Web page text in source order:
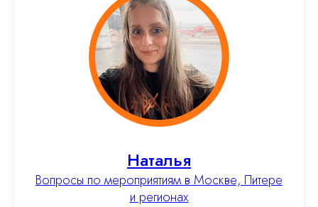
Наталья
Вопросы по мероприятиям в Москве, Питере
и регионах